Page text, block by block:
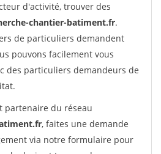
d'activité, trouver des
chantier-batiment.fr.
de particuliers demandent
pouvons facilement vous
des particuliers demandeurs de
partenaire du réseau
, faites une demande
via notre formulaire pour